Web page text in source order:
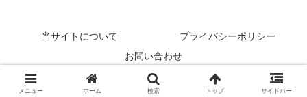
当サイトについて
プライバシーポリシー
お問い合わせ
© 2012-2026 スタリオン速報 @競馬板まとめ.
メニュー ホーム 検索 トップ サイドバー